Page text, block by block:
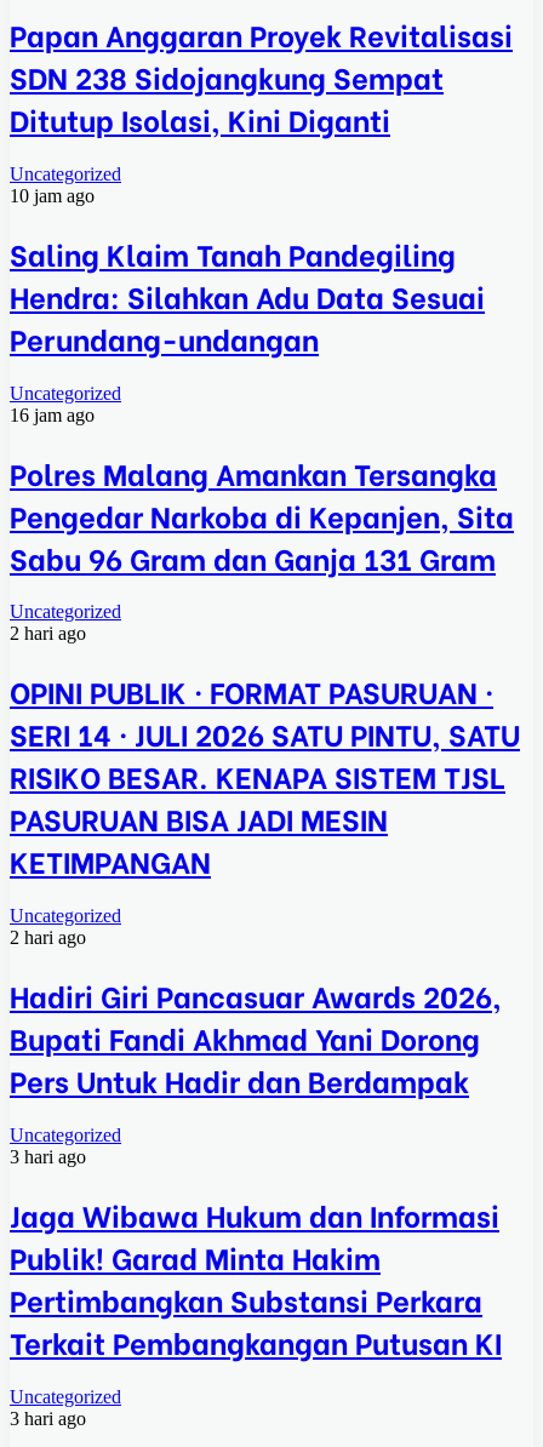
Papan Anggaran Proyek Revitalisasi
SDN 238 Sidojangkung Sempat
Ditutup Isolasi, Kini Diganti
Uncategorized
10 jam ago
Saling Klaim Tanah Pandegiling
Hendra: Silahkan Adu Data Sesuai
Perundang-undangan
Uncategorized
16 jam ago
Polres Malang Amankan Tersangka
Pengedar Narkoba di Kepanjen, Sita
Sabu 96 Gram dan Ganja 131 Gram
Uncategorized
2 hari ago
OPINI PUBLIK · FORMAT PASURUAN ·
SERI 14 · JULI 2026 SATU PINTU, SATU
RISIKO BESAR. KENAPA SISTEM TJSL
PASURUAN BISA JADI MESIN
KETIMPANGAN
Uncategorized
2 hari ago
Hadiri Giri Pancasuar Awards 2026,
Bupati Fandi Akhmad Yani Dorong
Pers Untuk Hadir dan Berdampak
Uncategorized
3 hari ago
Jaga Wibawa Hukum dan Informasi
Publik! Garad Minta Hakim
Pertimbangkan Substansi Perkara
Terkait Pembangkangan Putusan KI
Uncategorized
3 hari ago